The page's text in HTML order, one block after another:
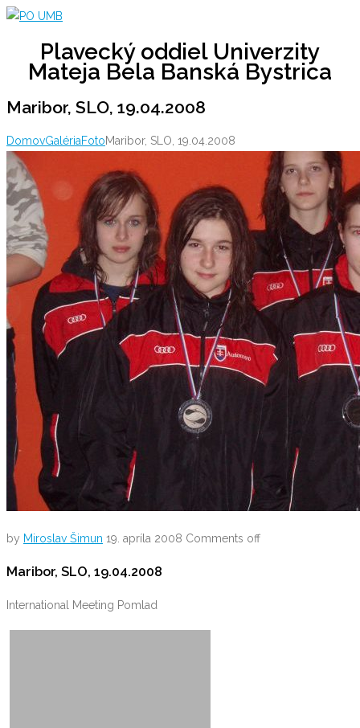
Skip
contentPlavecký oddiel Univerzity
Mateja Bela Banská Bystrica
Maribor, SLO, 19.04.2008
DomovGalériaFotoMaribor, SLO, 19.04.2008
by Miroslav Šimun 19. apríla 2008 Comments off
Maribor, SLO, 19.04.2008
International Meeting Pomlad